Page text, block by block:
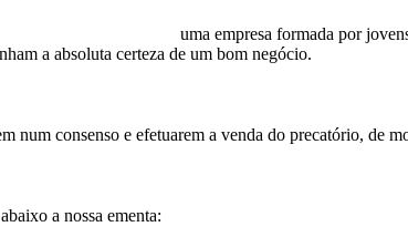
uma empresa formada por
a absoluta certeza de um bom negócio.
num consenso e efetuarem a venda do precatório, de
a nossa ementa: